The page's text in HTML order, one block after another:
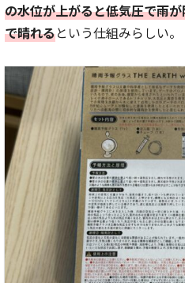
の水位が上がると低気圧で雨
で晴れるという仕組みらしい。